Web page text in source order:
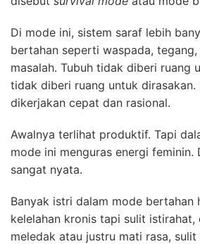
Di mode ini, sistem saraf lebih
bertahan seperti waspada,
masalah. Tubuh tidak diberi ruang
tidak diberi ruang untuk dirasakan.
dikerjakan cepat dan rasional.
Awalnya terlihat produktif. Tapi
mode ini menguras energi feminin.
sangat nyata.
Banyak istri dalam mode bertahan
kelelahan kronis tapi sulit istirahat,
meledak atau justru mati rasa, sulit